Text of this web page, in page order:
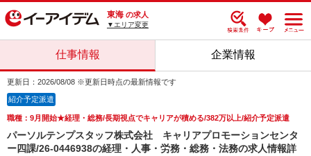
東海 の求人
▼エリア変更
仕事情報 企業情報
更新日：2026/08/08 ※更新日時点の最新情報です
紹介予定派遣
職種：9月開始★経理・総務/長期視点でキャリアが積める/382万以上/紹介予定派遣
パーソルテンプスタッフ株式会社 キャリアプロモーションセンタ
ー四課/26-0446938の経理・人事・労務・総務・法務の求人情報詳